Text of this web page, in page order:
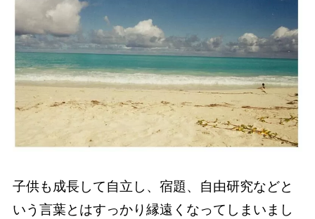
子供も成長して自立し、宿題、自由研究などと
いう言葉とはすっかり縁遠くなってしまいまし